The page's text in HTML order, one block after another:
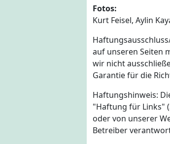
Fotos:
Kurt Feisel, Aylin
auf unseren Seiten
wir nicht
Garantie für die
Haftungshinweis:
"Haftung für Links"
oder von unserer
Betreiber